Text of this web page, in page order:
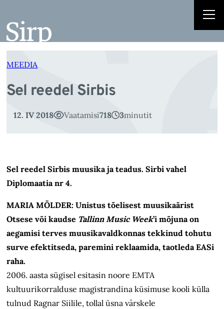
juurde
MEEDIA
Sel reedel Sirbis
12. IV 2018 Vaatamisi718 3minutit
Sel reedel Sirbis muusika ja teadus. Sirbi vahel
Diplomaatia nr 4.
MARIA MÖLDER: Unistus tõelisest muusikaärist
Otsese või kaudse Tallinn Music Week’i mõjuna on
aegamisi terves muusikavaldkonnas tekkinud tohutu
surve efektitseda, paremini reklaamida, taotleda EASi
raha.
2006. aasta sügisel esitasin noore EMTA
kultuurikorralduse magistrandina küsimuse kooli külla
tulnud Ragnar Siilile, tollal üsna värskele